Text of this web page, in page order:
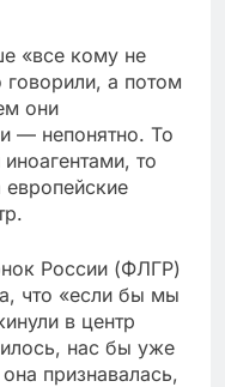
«все кому не
говорили, а потом
они
— непонятно. То
то
России (ФЛГР)
что «если бы мы
в центр
нас бы уже
признавалась,